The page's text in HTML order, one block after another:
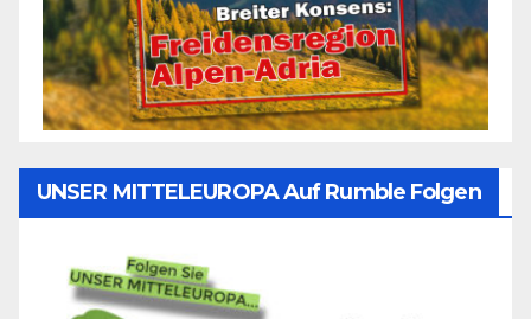
UNSER MITTELEUROPA Auf Rumble Folgen